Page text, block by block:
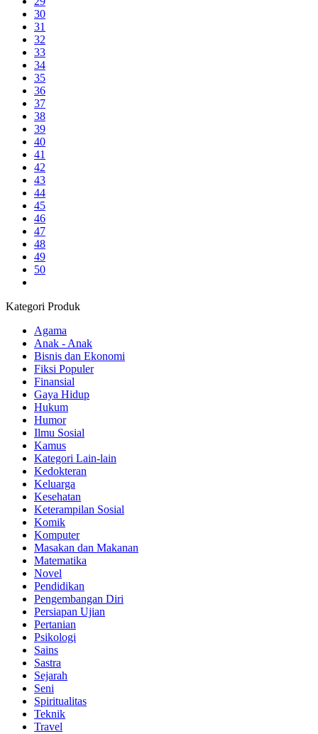
30
31
32
33
34
35
36
37
38
39
40
41
42
43
44
45
46
47
48
49
50
Kategori Produk
Agama
Anak - Anak
Bisnis dan Ekonomi
Fiksi Populer
Finansial
Gaya Hidup
Hukum
Humor
Ilmu Sosial
Kamus
Kategori Lain-lain
Kedokteran
Keluarga
Kesehatan
Keterampilan Sosial
Komik
Komputer
Masakan dan Makanan
Matematika
Novel
Pendidikan
Pengembangan Diri
Persiapan Ujian
Pertanian
Psikologi
Sains
Sastra
Sejarah
Seni
Spiritualitas
Teknik
Travel